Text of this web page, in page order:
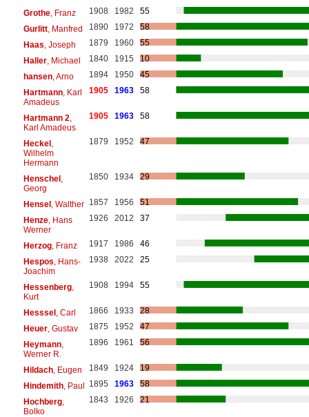
Grothe, Franz 1908 1982
55
Gurlitt, Manfred 1890 1972
58
Haas , Joseph 1879 1960
55
Haller, Michael 1840 1915
10
hansen, Arno 1894 1950
45
Hartmann, Karl
Amadeus
1905 1963 58
Hartmann 2
Karl Amadeus
1905 1963 58
Heckel,
Wilhelm
Hermann
1879 1952 47
Henschel,
Georg
1850 1934 29
Hensel, Walther 1857 1956
51
Henze, Hans
Werner
1926 2012 37
Herzog, Franz 1917 1986
46
Hespos , Hans-
Joachim
1938 2022 25
Hessenberg,
Kurt
1908 1994 55
Hesssel, Carl 1866 1933
28
Heuer, Gustav 1875 1952
47
Heymann,
Werner R.
1896 1961 56
Hildach, Eugen 1849 1924
19
Hindemith, Paul 1895 1963
58
Hochberg,
Bolko
1843 1926 21